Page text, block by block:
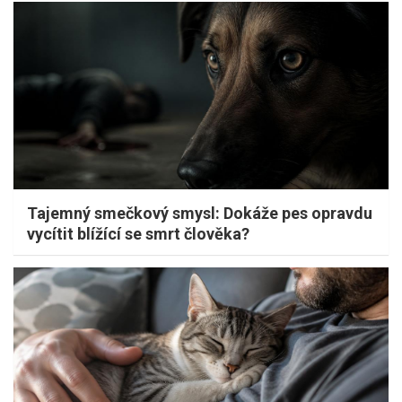
Tajemný smečkový smysl: Dokáže pes opravdu
vycítit blížící se smrt člověka?